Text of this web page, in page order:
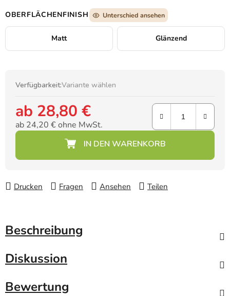
OBERFLÄCHENFINISH Unterschied ansehen
Matt Glänzend
Verfügbarkeit:Variante wählen
ab 28,80 €
ab 24,20 €ohne MwSt.
Drucken Fragen Ansehen Teilen
Beschreibung
Diskussion
Bewertung